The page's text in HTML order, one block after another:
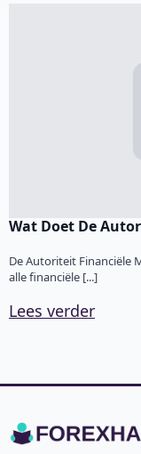
Wat Doet De
De Autoriteit Financiële
alle financiële [...]
Lees verder